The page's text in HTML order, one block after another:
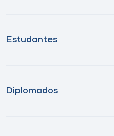
Estudantes
Diplomados